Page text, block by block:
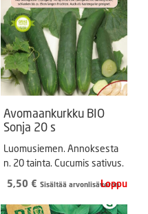
Avomaankurkku BIO
Sonja 20 s
Luomusiemen. Annoksesta
n. 20 tainta. Cucumis sativus.
5,50 € Sisältää arvonlisäveron